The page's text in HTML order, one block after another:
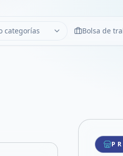
categorías LimpiarBolsa de
Compartir producto
Compartir por
Compartir por mail